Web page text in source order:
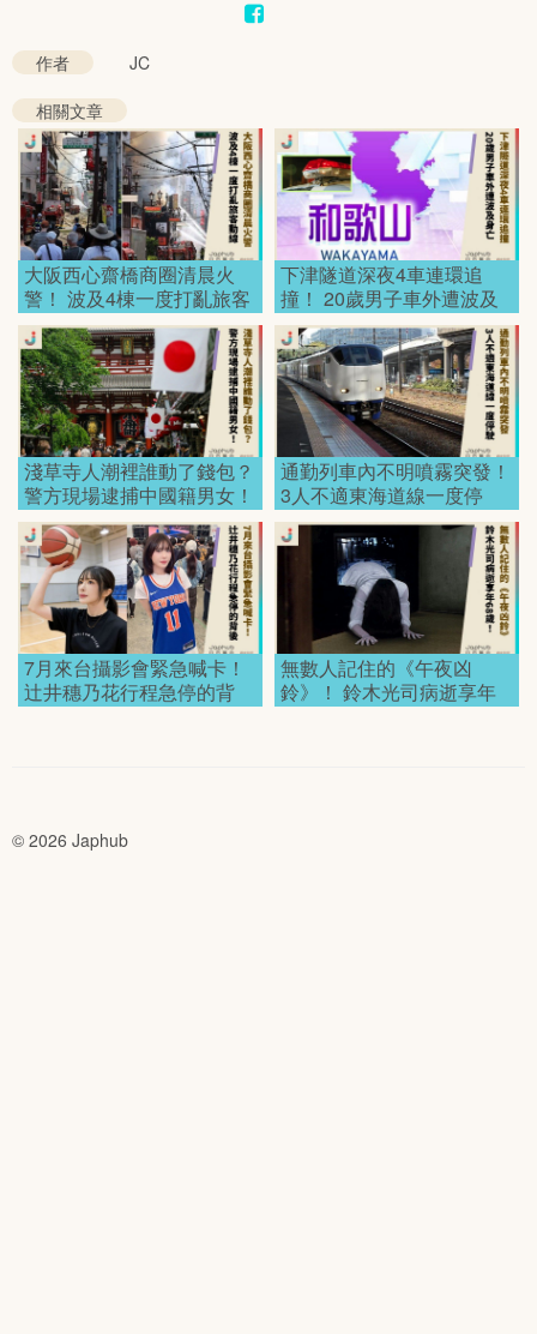
作者
JC
相關文章
大阪西心齋橋商圈清晨火
警！ 波及4棟一度打亂旅客
動線！
下津隧道深夜4車連環追
撞！ 20歲男子車外遭波及
身亡！
淺草寺人潮裡誰動了錢包？
警方現場逮捕中國籍男女！
通勤列車內不明噴霧突發！
3人不適東海道線一度停
駛！
7月來台攝影會緊急喊卡！
辻井穗乃花行程急停的背
後！
無數人記住的《午夜凶
鈴》！ 鈴木光司病逝享年
68歲！
© 2026 Japhub